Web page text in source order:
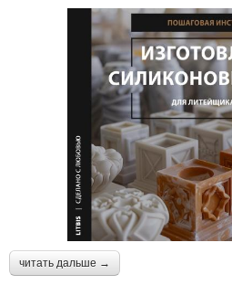
читать дальше →